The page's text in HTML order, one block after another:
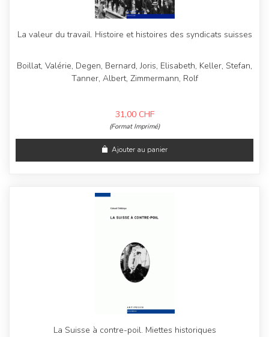
La valeur du travail. Histoire et histoires des syndicats suisses
Boillat, Valérie, Degen, Bernard, Joris, Elisabeth, Keller, Stefan,
Tanner, Albert, Zimmermann, Rolf
31,00 CHF
(Format Imprimé)
Ajouter au panier
La Suisse à contre-poil. Miettes historiques